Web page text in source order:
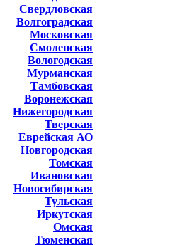
Свердловская
Волгоградская
Московская
Смоленская
Вологодская
Мурманская
Тамбовская
Воронежская
Нижегородская
Тверская
Еврейская АО
Новгородская
Томская
Ивановская
Новосибирская
Тульская
Иркутская
Омская
Тюменская